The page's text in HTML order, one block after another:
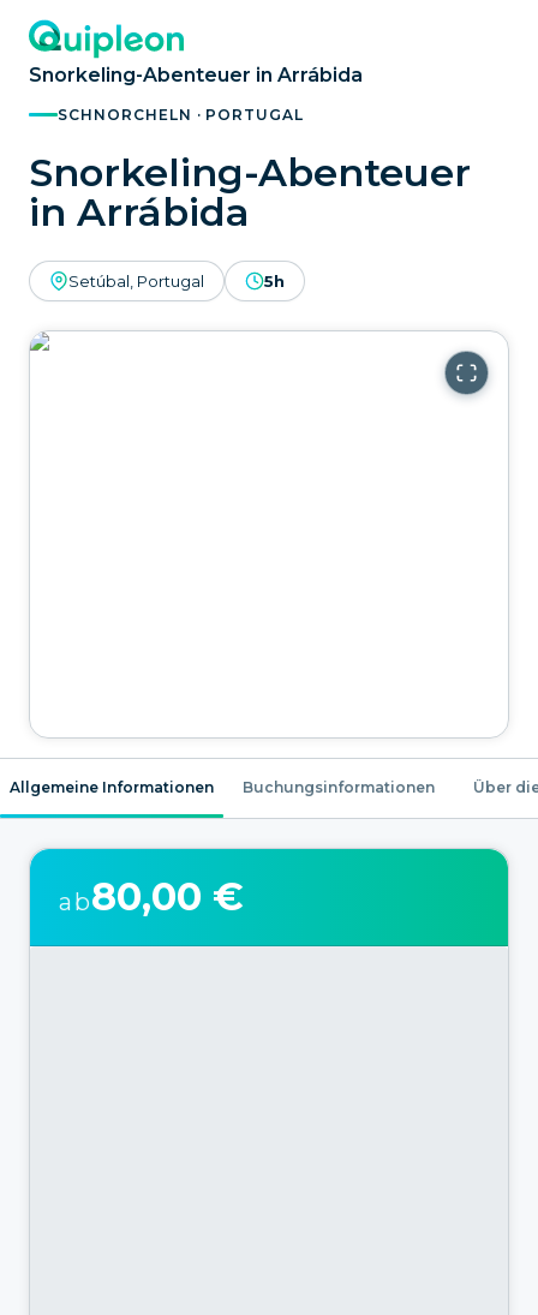
Snorkeling-Abenteuer in Arrábida
SCHNORCHELN · PORTUGAL
Snorkeling-Abenteuer
in Arrábida
Setúbal, Portugal 5h
Allgemeine Informationen Buchungsinformationen Über
ab80,00 €